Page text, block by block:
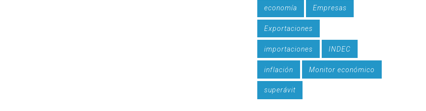
economía Empresas
Exportaciones
importaciones INDEC
inflación Monitor económico
superávit